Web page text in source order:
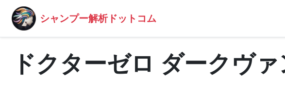
シャンプー解析ドットコム
ドクターゼロ ダークヴ